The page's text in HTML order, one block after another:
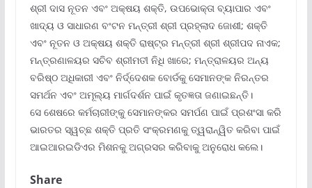
ଶ୍ରୀ ଦାସ ନୂତନ ଏବଂ ଅକ୍ଷୟ ଶକ୍ତି, ଉପଭୋକ୍ତା ବ୍ୟାପାର ଏବଂ
ଖାଦ୍ୟ ଓ ସାଧାରଣ ବଂଟନ ମନ୍ତ୍ରୀ ଶ୍ରୀ ପ୍ରହ୍ଲାଦ ଜୋଶୀ; ଶକ୍ତି
ଏବଂ ନୂତନ ଓ ଅକ୍ଷୟ ଶକ୍ତି ରାଷ୍ଟ୍ର ମନ୍ତ୍ରୀ ଶ୍ରୀ ଶ୍ରୀପଦ ନାଏକ;
ମନ୍ତ୍ରଣାଳୟର ସଚିବ ଶ୍ରୀମତୀ ନିଧି ଖାରେ; ମନ୍ତ୍ରାଳୟର ଅନ୍ୟ
ବରିଷ୍ଠ ଅଧିକାରୀ ଏବଂ ନିର୍ଦ୍ଦେଶକ ବୋର୍ଡକୁ ସେମାନଙ୍କ ନିରନ୍ତର
ସମର୍ଥନ ଏବଂ ଅମୂଲ୍ୟ ମାର୍ଗଦର୍ଶନ ପାଇଁ କୃତଜ୍ଞତା ଜଣାଇଛନ୍ତି।
ସେ ଶେଷରେ କର୍ମଚାରୀଙ୍କୁ ସେମାନଙ୍କର ସମର୍ପଣ ପାଇଁ ପ୍ରଶଂସା କରି
ଭାରତର ସ୍ୱଚ୍ଛ ଶକ୍ତି ପ୍ରତି ସଂକ୍ରମଣକୁ ତ୍ୱରାନ୍ୱିତ କରିବା ପାଇଁ
ଆଇଆରଇଡିଏର ମିଶନକୁ ଅଗ୍ରସର କରିବାକୁ ଅନୁରୋଧ କଲେ।
Share